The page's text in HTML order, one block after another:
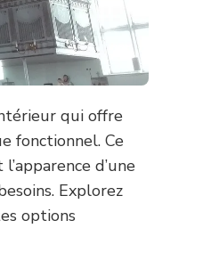
qui offre
fonctionnel. Ce
d’une
Explorez
options